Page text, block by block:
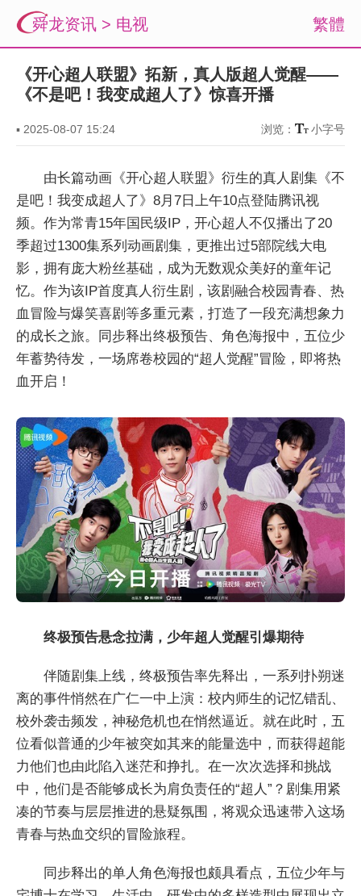
繁體
舜龙资讯 > 电视
《开心超人联盟》拓新，真人版超人觉醒——
《不是吧！我变成超人了》惊喜开播
▪ 2025-08-07 15:24 浏览： 小字号
由长篇动画《开心超人联盟》衍生的真人剧集《不
是吧！我变成超人了》8月7日上午10点登陆腾讯视
频。作为常青15年国民级IP，开心超人不仅播出了20
季超过1300集系列动画剧集，更推出过5部院线大电
影，拥有庞大粉丝基础，成为无数观众美好的童年记
忆。作为该IP首度真人衍生剧，该剧融合校园青春、热
血冒险与爆笑喜剧等多重元素，打造了一段充满想象力
的成长之旅。同步释出终极预告、角色海报中，五位少
年蓄势待发，一场席卷校园的“超人觉醒”冒险，即将热
血开启！
终极预告悬念拉满，少年超人觉醒引爆期待
伴随剧集上线，终极预告率先释出，一系列扑朔迷
离的事件悄然在广仁一中上演：校内师生的记忆错乱、
校外袭击频发，神秘危机也在悄然逼近。就在此时，五
位看似普通的少年被突如其来的能量选中，而获得超能
力他们也由此陷入迷茫和挣扎。在一次次选择和挑战
中，他们是否能够成长为肩负责任的“超人”？剧集用紧
凑的节奏与层层推进的悬疑氛围，将观众迅速带入这场
青春与热血交织的冒险旅程。
同步释出的单人角色海报也颇具看点，五位少年与